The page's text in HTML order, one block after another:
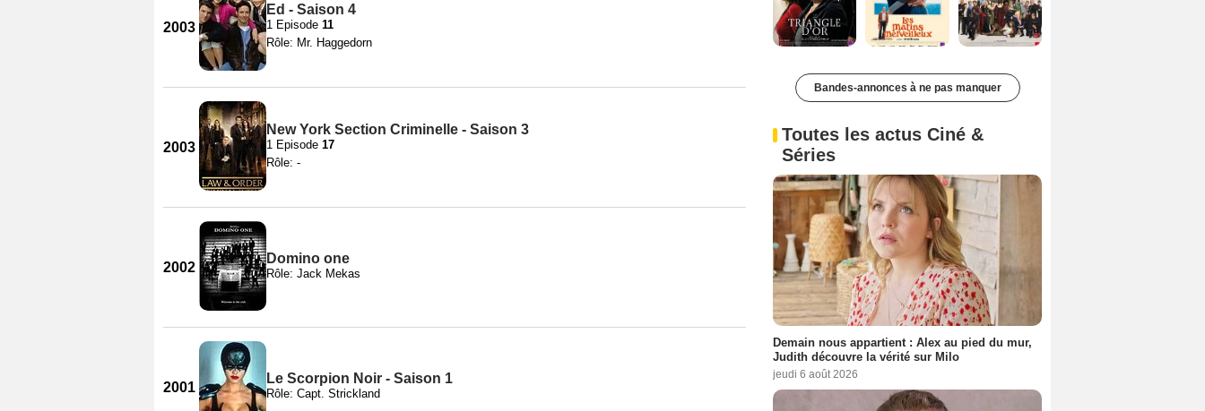
2003
Ed - Saison 4
1 Episode 11
Rôle: Mr. Haggedorn
2003
New York Section Criminelle - Saison 3
1 Episode 17
Rôle: -
2002
Domino one
Rôle: Jack Mekas
2001
Le Scorpion Noir - Saison 1
Rôle: Capt. Strickland
Bandes-annonces à ne pas manquer
Toutes les actus Ciné &
Séries
Demain nous appartient : Alex au pied du mur,
Judith découvre la vérité sur Milo
jeudi 6 août 2026